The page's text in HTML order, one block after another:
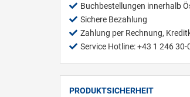
Buchbestellungen innerhalb
Sichere Bezahlung
Zahlung per Rechnung,
Service Hotline: +43 1 246 30-
PRODUKTSICHERHEIT